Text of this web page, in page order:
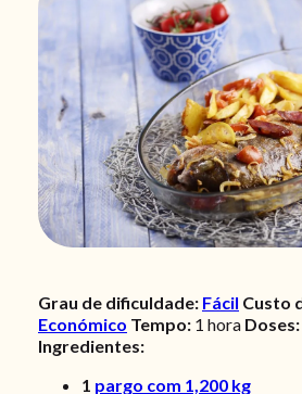
Grau de dificuldade: Fácil Custo
Económico Tempo: 1 hora Doses:
Ingredientes:
1 pargo com 1,200 kg